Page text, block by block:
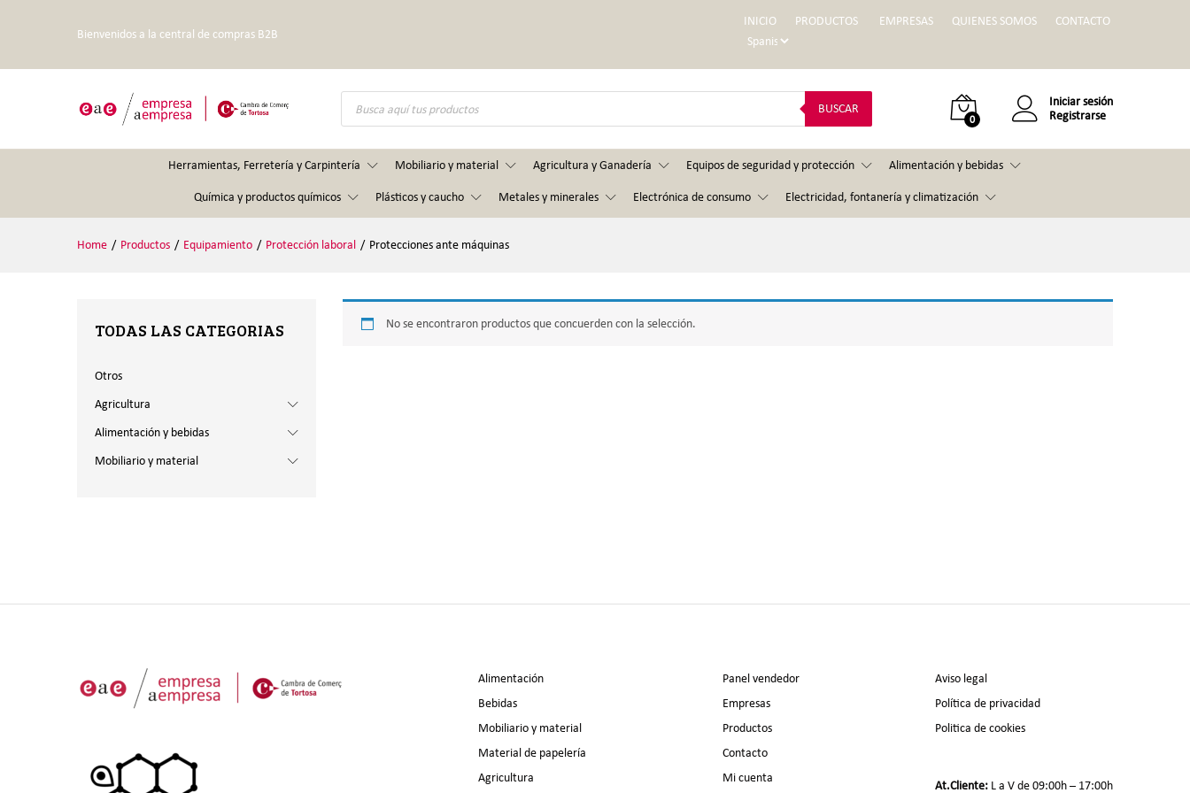
Bienvenidos a la central de compras B2B
INICIO PRODUCTOS EMPRESAS QUIENES SOMOS CONTACTO
Búsqueda
BUSCAR
0
Iniciar sesión
Registrarse
Herramientas, Ferretería y Carpintería Mobiliario y material Agricultura y Ganadería Equipos de seguridad y protección Alimentación y bebidas
Química y productos químicos Plásticos y caucho Metales y minerales Electrónica de consumo Electricidad, fontanería y climatización
Home / Productos / Equipamiento / Protección laboral / Protecciones ante máquinas
No se encontraron productos que concuerden con la selección.
TODAS LAS CATEGORIAS
Otros
Agricultura
Alimentación y bebidas
Mobiliario y material
Alimentación
Bebidas
Mobiliario y material
Material de papelería
Agricultura
Panel vendedor
Empresas
Productos
Contacto
Mi cuenta
Aviso legal
Política de privacidad
Politica de cookies
At.Cliente: L a V de 09:00h – 17:00h